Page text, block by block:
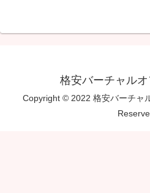
格安バーチャル
Copyright © 2022 格安バーチャ